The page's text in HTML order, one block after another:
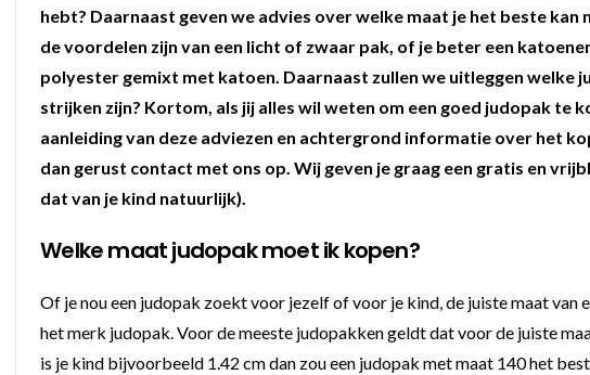
Stootkussens en pads
hebt? Daarnaast geven we advies over welke maat je het beste kan
de voordelen zijn van een licht of zwaar pak, of je beter een
polyester gemixt met katoen. Daarnaast zullen we uitleggen welke
strijken zijn? Kortom, als jij alles wil weten om een goed judopak te
aanleiding van deze adviezen en achtergrond informatie over het
dan gerust contact met ons op. Wij geven je graag een gratis en
dat van je kind natuurlijk).
Welke maat judopak moet ik kopen?
Of je nou een judopak zoekt voor jezelf of voor je kind, de juiste maat van
het merk judopak. Voor de meeste judopakken geldt dat voor de juiste
is je kind bijvoorbeeld 1.42 cm dan zou een judopak met maat 140 het